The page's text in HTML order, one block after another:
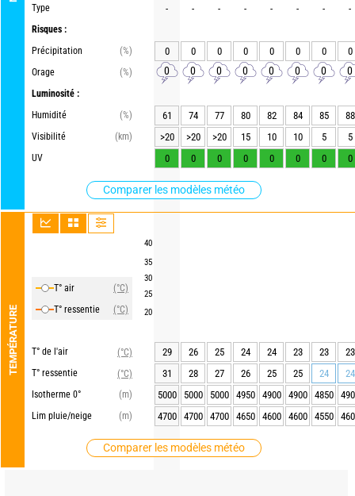
Type
Risques :
Précipitation
(%)
Orage
(%)
Luminosité :
Humidité
(%)
Visibilité
(km)
UV
Comparer les modèles météo
TEMPÉRATURE
T° air
(°C)
T° ressentie
(°C)
T° de l'air
(°C)
T° ressentie
(°C)
Isotherme 0°
(m)
Lim pluie/neige
(m)
Comparer les modèles météo
40
35
30
25
20
- - - - - - - -
0 0 0 0 0 0 0 0
0 0 0 0 0 0 0 0
61 74 77 80 82 84 85
88
>20
>20 >20 15 10 10 5
5
0
0 0 0 0 0 0 0
29 26 25 24 24 23 23
23
31
28 27 26 25 25 24
24
5000
5000 5000 4950 4900 4900 4850
4700
4700 4700 4650 4600 4600 4550